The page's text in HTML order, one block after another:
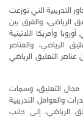
التدريبية التي توزعت
الرياضي، والفرق بين
وأمريكا اللاتينية
الرياضي، والعناصر
التعليق الرياضي
مجال التعليق، وسمات
والعوامل التدريبية
الرياضي، إلى جانب